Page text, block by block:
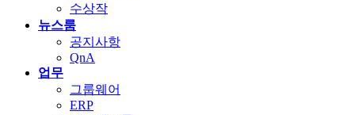
수상작
뉴스룸
공지사항
QnA
업무
그룹웨어
ERP